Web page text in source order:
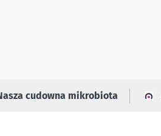
cudowna mikrobiota